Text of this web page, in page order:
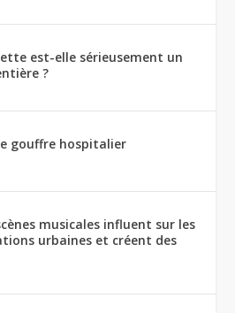
est-elle sérieusement un
?
gouffre hospitalier
musicales influent sur les
urbaines et créent des